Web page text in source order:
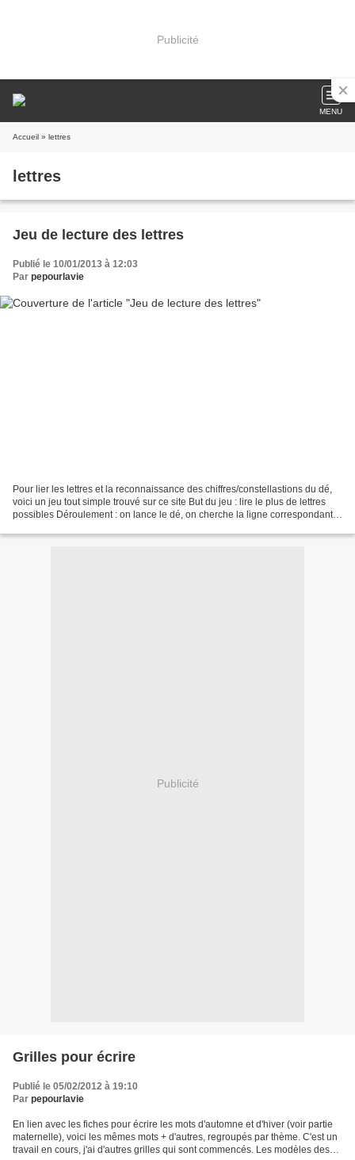
Publicité
MENU
Accueil » lettres
lettres
Jeu de lecture des lettres
Publié le 10/01/2013 à 12:03
Par pepourlavie
Pour lier les lettres et la reconnaissance des chiffres/constellastions du dé,
voici un jeu tout simple trouvé sur ce site But du jeu : lire le plus de lettres
possibles Déroulement : on lance le dé, on cherche la ligne correspondante
Publicité
Grilles pour écrire
Publié le 05/02/2012 à 19:10
Par pepourlavie
En lien avec les fiches pour écrire les mots d'automne et d'hiver (voir partie
maternelle), voici les mêmes mots + d'autres, regroupés par thème. C'est un
travail en cours, j'ai d'autres grilles qui sont commencés. Les modèles des